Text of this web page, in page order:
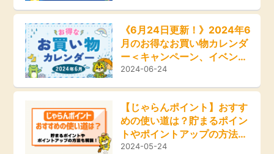
特集一覧
GMOポイ活の使い方
ヘルプセンター
《6月24日更新！》2024年6
月のお得なお買い物カレンダ
ー＜キャンペーン、イベン
ト、セール情報＞
2024-06-24
【じゃらんポイント】おすす
めの使い道は？貯まるポイン
トやポイントアップの方法も
解説！
2024-05-24